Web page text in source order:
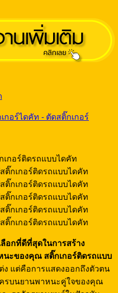
กอร์ไดคัท - ตัดสติ๊กเกอร์
อกที่ดีที่สุดในการสร้าง
นะของคุณ สติ๊กเกอร์ติดรถแบบ
ง แต่คือการแสดงออกถึงตัวตน
รบนยานพาหนะคู่ใจของคุณ